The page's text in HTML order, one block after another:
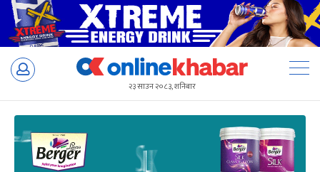
Skip
२३ साउन २०८३, शनिबार